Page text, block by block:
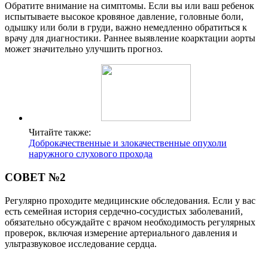
Обратите внимание на симптомы. Если вы или ваш ребенок
испытываете высокое кровяное давление, головные боли,
одышку или боли в груди, важно немедленно обратиться к
врачу для диагностики. Раннее выявление коарктации аорты
может значительно улучшить прогноз.
Читайте также:
Доброкачественные и злокачественные опухоли
наружного слухового прохода
СОВЕТ №2
Регулярно проходите медицинские обследования. Если у вас
есть семейная история сердечно-сосудистых заболеваний,
обязательно обсуждайте с врачом необходимость регулярных
проверок, включая измерение артериального давления и
ультразвуковое исследование сердца.